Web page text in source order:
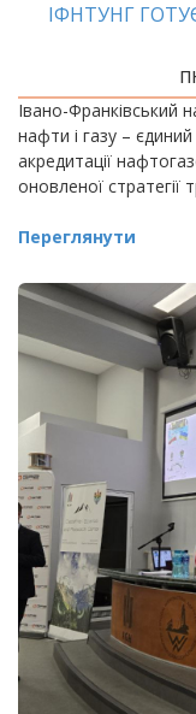
ІФНТУНГ
Івано-Франківський
нафти і газу – єдиний
акредитації
оновленої
Переглянути